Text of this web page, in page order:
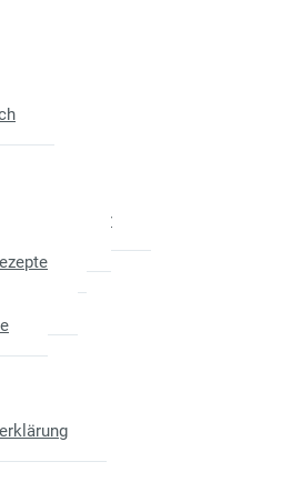
- Verkäufer